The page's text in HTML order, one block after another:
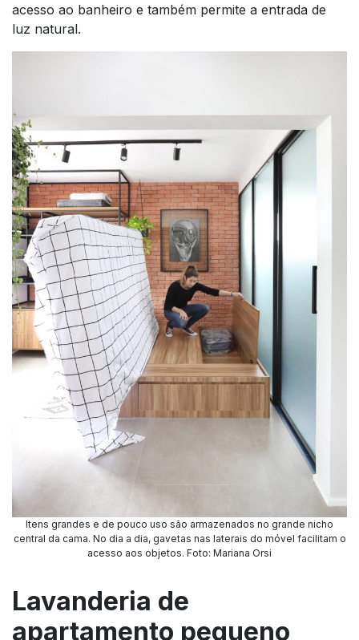
acesso ao banheiro e também permite a entrada de
luz natural.
Itens grandes e de pouco uso são armazenados no grande nicho
central da cama. No dia a dia, gavetas nas laterais do móvel facilitam o
acesso aos objetos. Foto: Mariana Orsi
Lavanderia de
apartamento pequeno